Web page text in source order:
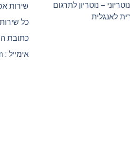
– נוטריון לתרגום
לאנגלית
שירות
כל
כתובת
אימייל : israelnotary@gmail.com